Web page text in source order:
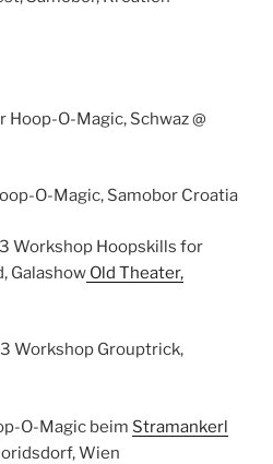
O-Magic, Schwaz @
O-Magic, Samobor Croatia
Workshop Hoopskills for
Galashow Old Theater,
Workshop Grouptrick,
O-Magic beim Stramankerl
Wien